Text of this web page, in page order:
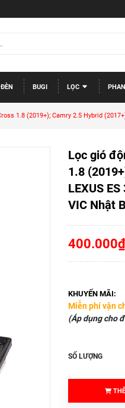
BUGI LỌC
1.8 (2019+); Camry 2.5 Hybrid
Lọc gió
1.8
LEXUS
VIC Nhật
400.000₫
KHUYẾN MÃI:
Miễn phí vận
(Áp dụng cho
SỐ LƯỢNG